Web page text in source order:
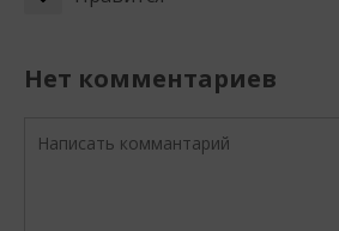
Нет комментариев